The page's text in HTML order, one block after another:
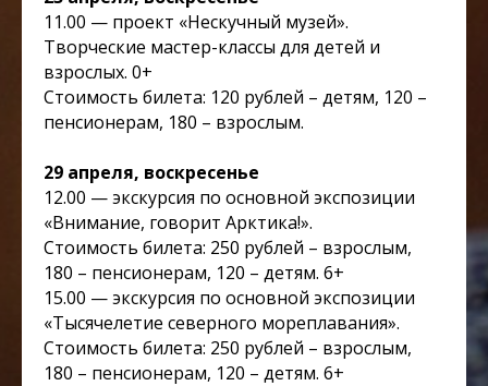
11.00 — проект «Нескучный музей».
Творческие мастер-классы для детей и
взрослых. 0+
Стоимость билета: 120 рублей – детям, 120 –
пенсионерам, 180 – взрослым.
29 апреля, воскресенье
12.00 — экскурсия по основной экспозиции
«Внимание, говорит Арктика!».
Стоимость билета: 250 рублей – взрослым,
180 – пенсионерам, 120 – детям. 6+
15.00 — экскурсия по основной экспозиции
«Тысячелетие северного мореплавания».
Стоимость билета: 250 рублей – взрослым,
180 – пенсионерам, 120 – детям. 6+